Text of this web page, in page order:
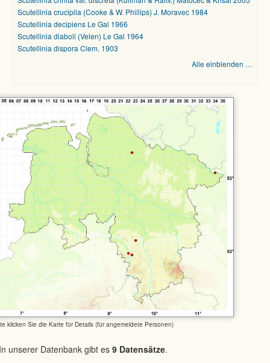
Scutellinia crucipila (Cooke & W. Phillips) J. Moravec 1984
Scutellinia decipiens Le Gal 1966
Scutellinia diaboli (Velen) Le Gal 1964
Scutellinia dispora Clem. 1903
Alle einblenden …
klicken Sie die Karte für Details (für angemeldete Personen)
unserer Datenbank gibt es 9 Datensätze.